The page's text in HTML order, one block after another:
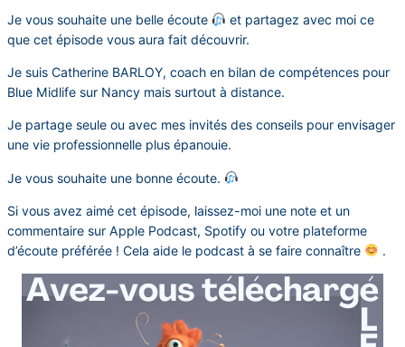
Je vous souhaite une belle écoute
et partagez avec moi ce
que cet épisode vous aura fait découvrir.
Je suis Catherine BARLOY, coach en bilan de compétences pour
Blue Midlife sur Nancy mais surtout à distance.
Je partage seule ou avec mes invités des conseils pour envisager
une vie professionnelle plus épanouie.
Je vous souhaite une bonne écoute.
Si vous avez aimé cet épisode, laissez-moi une note et un
commentaire sur Apple Podcast, Spotify ou votre plateforme
d’écoute préférée ! Cela aide le podcast à se faire connaître
.